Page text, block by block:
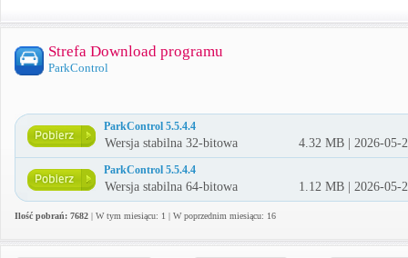
Strefa Download programu
ParkControl
ParkControl 5.5.4.4
Wersja stabilna 32-bitowa 4.32 MB | 2026-05-
ParkControl 5.5.4.4
Wersja stabilna 64-bitowa 1.12 MB | 2026-05-
Ilość pobrań: 7682 | W tym miesiącu: 1 | W poprzednim miesiącu: 16